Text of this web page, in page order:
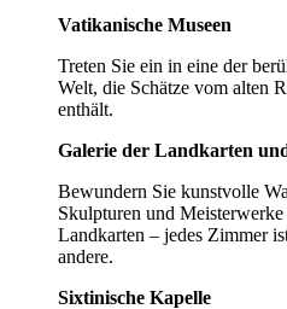
Vatikanische Museen
Treten Sie ein in eine der
Welt, die Schätze vom alten
enthält.
Galerie der Landkarten
Bewundern Sie kunstvolle
Skulpturen und
Landkarten – jedes Zimmer
andere.
Sixtinische Kapelle